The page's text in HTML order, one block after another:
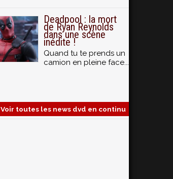
Deadpool : la mort
de Ryan Reynolds
dans une scène
inédite !
Quand tu te prends un
camion en pleine face...
Voir toutes les news dvd en continu